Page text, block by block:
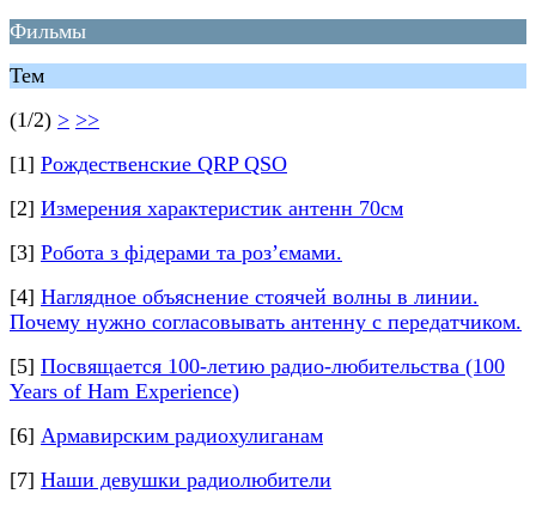
Фильмы
Тем
(1/2) > >>
[1] Рождественские QRP QSO
[2] Измерения характеристик антенн 70см
[3] Робота з фідерами та роз’ємами.
[4] Наглядное объяснение стоячей волны в линии.
Почему нужно согласовывать антенну с передатчиком.
[5] Посвящается 100-летию радио-любительства (100
Years of Ham Experience)
[6] Армавирским радиохулиганам
[7] Наши девушки радиолюбители